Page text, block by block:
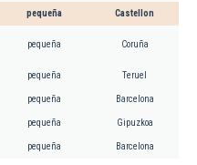
pequeña Castellon
pequeña Coruña
pequeña Teruel
pequeña Barcelona
pequeña Gipuzkoa
pequeña Barcelona